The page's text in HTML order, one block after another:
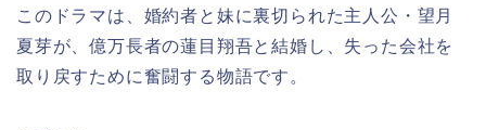
このドラマは、婚約者と妹に裏切られた主人公・望月
夏芽が、億万長者の蓮目翔吾と結婚し、失った会社を
取り戻すために奮闘する物語です。